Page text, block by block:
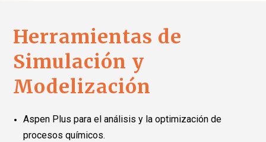
Herramientas de
Simulación y
Modelización
Aspen Plus para el análisis y la optimización de
procesos químicos.